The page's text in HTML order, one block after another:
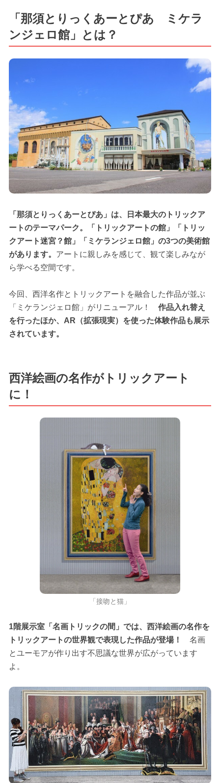
「那須とりっくあーとぴあ ミケラ
ンジェロ館」とは？
「那須とりっくあーとぴあ」は、日本最大のトリックア
ートのテーマパーク。「トリックアートの館」「トリッ
クアート迷宮？館」「ミケランジェロ館」の3つの美術館
があります。 アートに親しみを感じて、観て楽しみなが
ら学べる空間です。
今回、西洋名作とトリックアートを融合した作品が並ぶ
「ミケランジェロ館」がリニューアル！ 作品入れ替え
を行ったほか、AR（拡張現実）を使った体験作品も展示
されています。
西洋絵画の名作がトリックアート
に！
「接吻と猫」
1階展示室「名画トリックの間」では、西洋絵画の名作を
トリックアートの世界観で表現した作品が登場！
名画
とユーモアが作り出す不思議な世界が広がっています
よ。